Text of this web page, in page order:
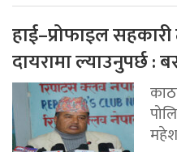
हाई–प्रोफाइल
दायरामा ल्याउनुपर्छ :